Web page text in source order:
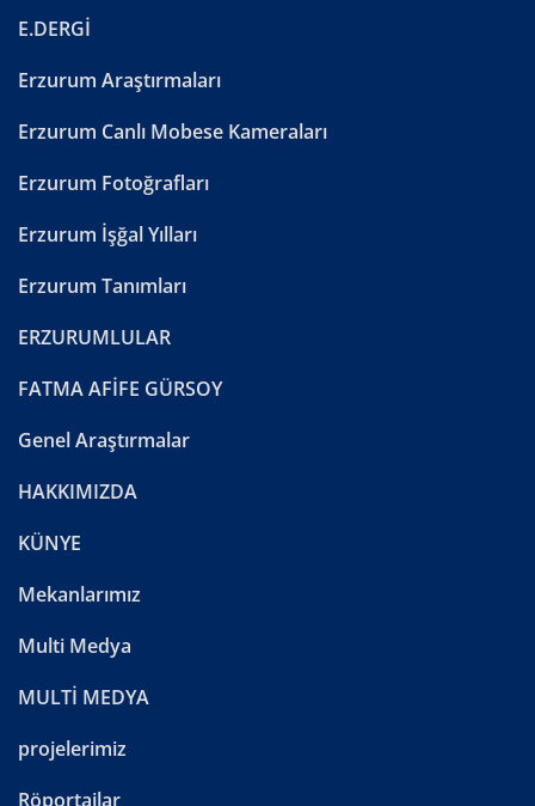
E.DERGİ
Erzurum Araştırmaları
Erzurum Canlı Mobese Kameraları
Erzurum Fotoğrafları
Erzurum İşğal Yılları
Erzurum Tanımları
ERZURUMLULAR
FATMA AFİFE GÜRSOY
Genel Araştırmalar
HAKKIMIZDA
KÜNYE
Mekanlarımız
Multi Medya
MULTİ MEDYA
projelerimiz
Röportajlar